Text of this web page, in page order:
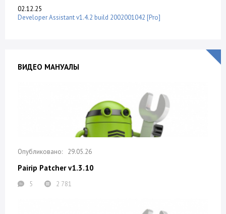
02.12.25
Developer Assistant v1.4.2 build 2002001042 [Pro]
ВИДЕО МАНУАЛЫ
29.05.26
Pairip Patcher v1.3.10
5 2 781